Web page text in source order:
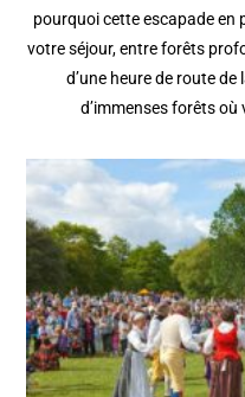
pourquoi cette escapade en
votre séjour, entre forêts
d’une heure de route
d’immenses forêts où